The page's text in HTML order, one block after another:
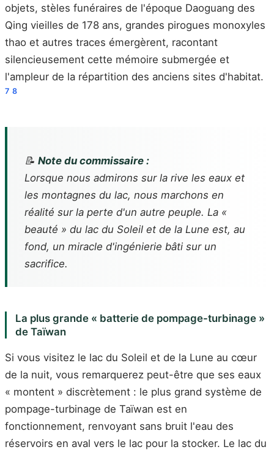
objets, stèles funéraires de l'époque Daoguang des
Qing vieilles de 178 ans, grandes pirogues monoxyles
thao et autres traces émergèrent, racontant
silencieusement cette mémoire submergée et
l'ampleur de la répartition des anciens sites d'habitat.
7 8
📝 Note du commissaire :
Lorsque nous admirons sur la rive les eaux et
les montagnes du lac, nous marchons en
réalité sur la perte d'un autre peuple. La «
beauté » du lac du Soleil et de la Lune est, au
fond, un miracle d'ingénierie bâti sur un
sacrifice.
La plus grande « batterie de pompage-turbinage »
de Taïwan
Si vous visitez le lac du Soleil et de la Lune au cœur
de la nuit, vous remarquerez peut-être que ses eaux
« montent » discrètement : le plus grand système de
pompage-turbinage de Taïwan est en
fonctionnement, renvoyant sans bruit l'eau des
réservoirs en aval vers le lac pour la stocker. Le lac du